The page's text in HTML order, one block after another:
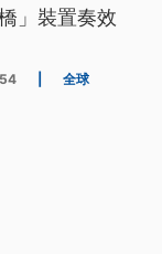
」裝置奏效
全球